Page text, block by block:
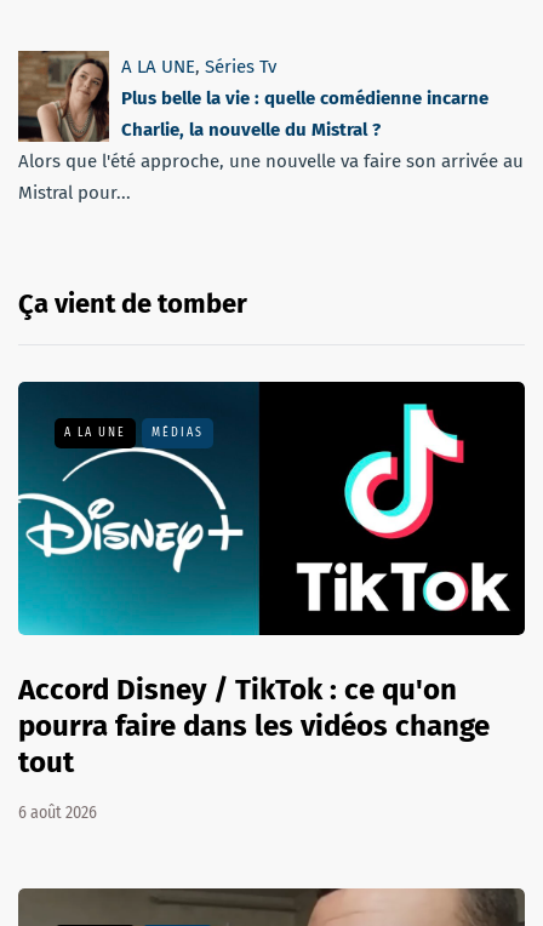
A LA UNE, Séries Tv
Plus belle la vie : quelle comédienne incarne
Charlie, la nouvelle du Mistral ?
Alors que l'été approche, une nouvelle va faire son arrivée au
Mistral pour...
Ça vient de tomber
A LA UNE MÉDIAS
Accord Disney / TikTok : ce qu'on
pourra faire dans les vidéos change
tout
6 août 2026